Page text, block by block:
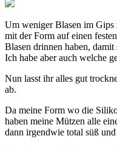
Um weniger Blasen im Gips
mit der Form auf einen
Blasen drinnen haben,
Ich habe aber auch welche
Nun lasst ihr alles gut
ab.
Da meine Form wo die
haben meine Mützen alle
dann irgendwie total süß